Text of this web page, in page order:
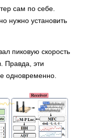
сам по себе.
нужно установить
пиковую скорость
Правда, эти
одновременно.